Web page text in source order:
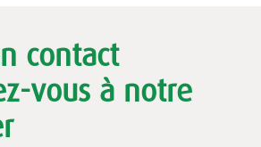
contact
vous à notre